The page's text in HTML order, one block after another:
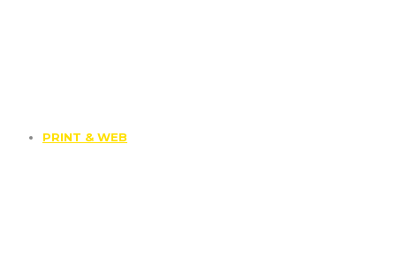
PRINT & WEB